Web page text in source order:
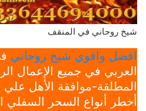
شيخ روحاني في المنقف
افضل واقوي شيخ روحاني
العربي في جميع الإعمال
المطلقة-موافقة الأهل
أخطر أنواع السحر السفلي